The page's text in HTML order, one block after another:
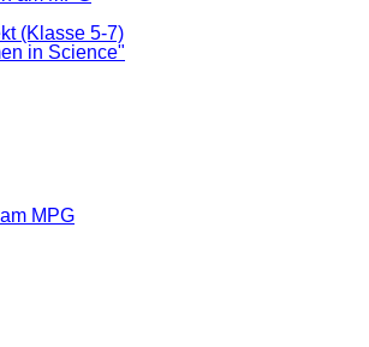
(Klasse 5-7)
in Science"
MPG